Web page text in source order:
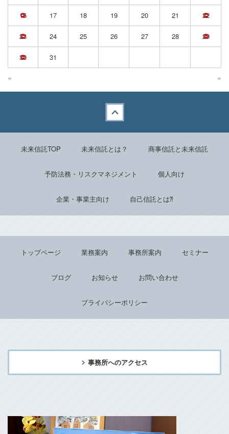
16 17 18 19 20 21 22
23 24 25 26 27 28 29
30 31
« »
未来信託TOP 未来信託とは？ 商事信託と未来信託
予防法務・リスクマネジメント 個人向け
企業・事業主向け 自己信託とは⁈
トップページ 業務案内 事務所案内 セミナー
ブログ お知らせ お問い合わせ
プライバシーポリシー
事務所へのアクセス
Back to top